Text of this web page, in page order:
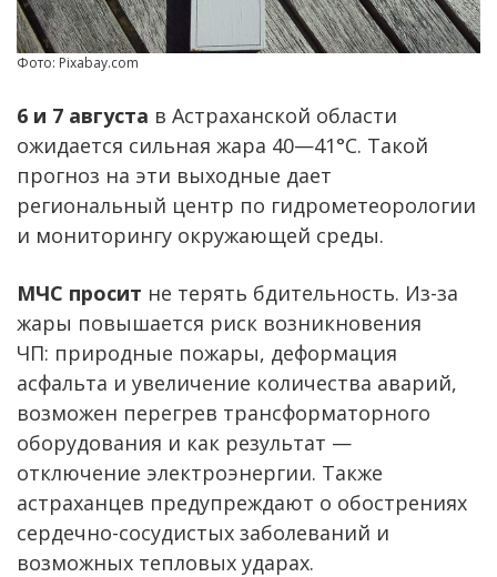
Фото: Pixabay.com
6 и 7 августа в Астраханской области
ожидается сильная жара 40—41°С. Такой
прогноз на эти выходные дает
региональный центр по гидрометеорологии
и мониторингу окружающей среды.
МЧС просит не терять бдительность. Из-за
жары повышается риск возникновения
ЧП: природные пожары, деформация
асфальта и увеличение количества аварий,
возможен перегрев трансформаторного
оборудования и как результат —
отключение электроэнергии. Также
астраханцев предупреждают о обострениях
сердечно-сосудистых заболеваний и
возможных тепловых ударах.